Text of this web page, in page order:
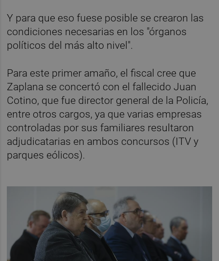
Y para que eso fuese posible se crearon las
condiciones necesarias en los "órganos
políticos del más alto nivel".
Para este primer amaño, el fiscal cree que
Zaplana se concertó con el fallecido Juan
Cotino, que fue director general de la Policía,
entre otros cargos, ya que varias empresas
controladas por sus familiares resultaron
adjudicatarias en ambos concursos (ITV y
parques eólicos).